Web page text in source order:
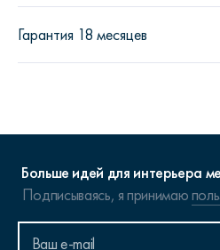
Гарантия 18 месяцев
Больше идей для интерьера
Подписываясь, я принимаю